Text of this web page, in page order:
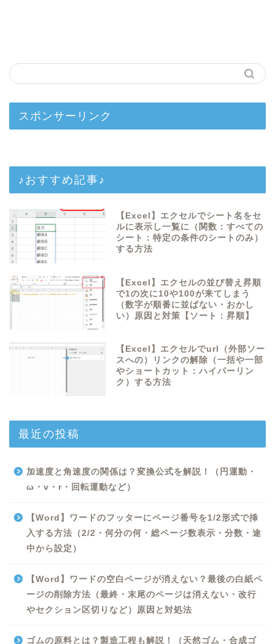
スポンサーリンク
♪おすすめ記事♪
【Excel】エクセルでシート名をセ
ルに表示し一覧に（関数：すべての
シート：特定の条件のシートのみ）
する方法
【Excel】エクセルの並び替え昇順
で1の次に10や100が来てしまう
（数字が順番に並ばない・おかし
い）原因と対策【ソート：昇順】
【Excel】エクセルでurl（外部ソー
スへの）リンクの解除（一括や一部
やショートカット：ハイパーリン
ク）する方法
最近の投稿
加速度と角速度の関係は？変換公式を解説！（円運動・
ω・v・r・回転運動など）
【Word】ワードのフッターにページ番号を1/2形式で挿
入する方法（2/2・何分の何・総ページ数表示・分数・途
中から設定）
【Word】ワードの空白ページが消えない？最後の白紙ペ
ージの削除方法（最終・末尾のページは消えない・改行
やセクション区切りなど）原因と対処法
ゴムの原料とは？製造工程も解説！（天然ゴム・合成ゴ